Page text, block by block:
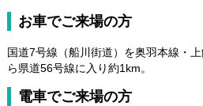
お車でご来場の方
国道7号線（船川街道）を奥羽本線・
ら県道56号線に入り約1km。
電車でご来場の方